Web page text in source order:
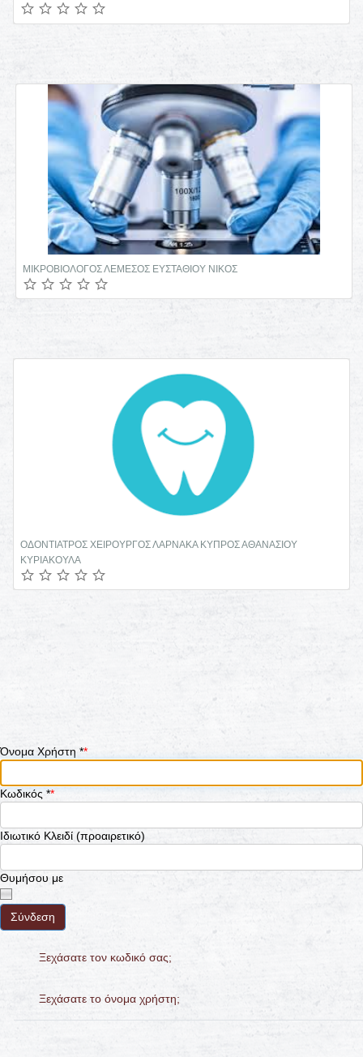
ΜΙΚΡΟΒΙΟΛΟΓΟΣ ΛΕΜΕΣΟΣ ΕΥΣΤΑΘΙΟΥ ΝΙΚΟΣ
ΟΔΟΝΤΙΑΤΡΟΣ ΧΕΙΡΟΥΡΓΟΣ ΛΑΡΝΑΚΑ ΚΥΠΡΟΣ ΑΘΑΝΑΣΙΟΥ
ΚΥΡΙΑΚΟΥΛΑ
Όνομα Χρήστη *
Κωδικός *
Ιδιωτικό Κλειδί (προαιρετικό)
Θυμήσου με
Σύνδεση
Ξεχάσατε τον κωδικό σας;
Ξεχάσατε το όνομα χρήστη;